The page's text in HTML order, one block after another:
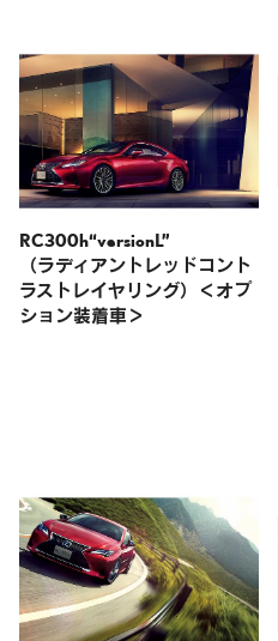
RC300h“versionL”
（ラディアントレッドコント
ラストレイヤリング）＜オプ
ション装着車＞